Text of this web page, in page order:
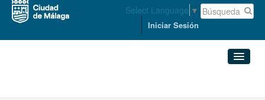
Select Language ▼
Iniciar Sesión